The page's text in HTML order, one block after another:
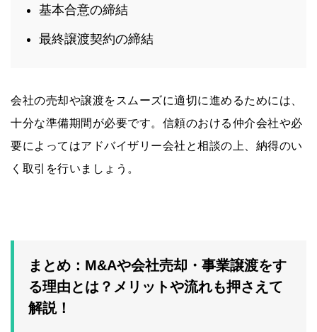
基本合意の締結
最終譲渡契約の締結
会社の売却や譲渡をスムーズに適切に進めるためには、
十分な準備期間が必要です。信頼のおける仲介会社や必
要によってはアドバイザリー会社と相談の上、納得のい
く取引を行いましょう。
まとめ：M&Aや会社売却・事業譲渡をす
る理由とは？メリットや流れも押さえて
解説！